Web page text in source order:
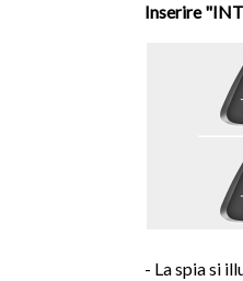
Inserire
- La spia si